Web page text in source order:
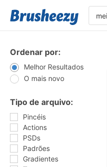
Ordenar por:
Melhor Resultados
O mais novo
Tipo de arquivo:
Pincéis
Actions
PSDs
Padrões
Gradientes